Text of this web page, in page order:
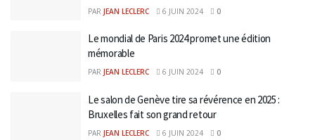
PAR JEAN LECLERC 6 JUIN 2024 0
Le mondial de Paris 2024 promet une édition
mémorable
PAR JEAN LECLERC 6 JUIN 2024 0
Le salon de Genève tire sa révérence en 2025 :
Bruxelles fait son grand retour
PAR JEAN LECLERC 6 JUIN 2024 0